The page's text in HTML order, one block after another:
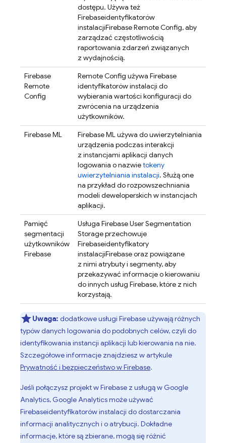
dostępu. Używa też
Firebaseidentyfikatorów
instalacjiFirebase Remote Config, aby
zarządzać częstotliwością
raportowania zdarzeń związanych
z wydajnością.
Firebase
Remote
Config
Remote Config używa Firebase
identyfikatorów instalacji do
wybierania wartości konfiguracji do
zwrócenia na urządzenia
użytkowników.
Firebase ML
Firebase MLużywa do uwierzytelniania
urządzenia podczas interakcji
z instancjami aplikacji danych
logowania o nazwietokeny
uwierzytelniania instalacji. Służą one
na przykład do rozpowszechniania
modeli deweloperskich w instancjach
aplikacji.
Pamięć
segmentacji
użytkowników
Firebase
Usługa Firebase User Segmentation
Storage przechowuje
Firebaseidentyfikatory
instalacjiFirebaseoraz powiązane
z nimi atrybuty i segmenty, aby
przekazywać informacje o kierowaniu
do innych usług Firebase, które z nich
korzystają.
Uwaga: dodatkowe usługi Firebase używają różnych
typów danych logowania do podobnych celów, czyli do
identyfikowania instancji aplikacji lub kierowania na nie.
Szczegółowe informacje znajdziesz w artykule
Prywatność i bezpieczeństwo w Firebase.
Jeśli połączysz projekt w Firebase z usługą w Google
Analytics, Google Analytics może używać
Firebaseidentyfikatorów instalacji do dostarczania
informacji analitycznych i o atrybucji. Dokładne
informacje, które są zbierane, mogą się różnić